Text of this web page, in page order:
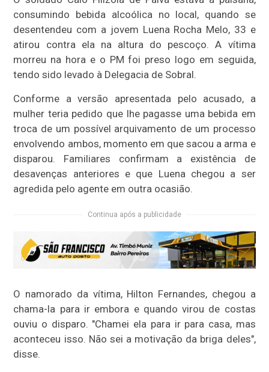
consumindo bebida alcoólica no local, quando se
desentendeu com a jovem Luena Rocha Melo, 33 e
atirou contra ela na altura do pescoço. A vítima
morreu na hora e o PM foi preso logo em seguida,
tendo sido levado à Delegacia de Sobral.
Conforme a versão apresentada pelo acusado, a
mulher teria pedido que lhe pagasse uma bebida em
troca de um possível arquivamento de um processo
envolvendo ambos, momento em que sacou a arma e
disparou. Familiares confirmam a existência de
desavenças anteriores e que Luena chegou a ser
agredida pelo agente em outra ocasião.
Continua após a publicidade
O namorado da vítima, Hilton Fernandes, chegou a
chama-la para ir embora e quando virou de costas
ouviu o disparo. "Chamei ela para ir para casa, mas
aconteceu isso. Não sei a motivação da briga deles",
disse.